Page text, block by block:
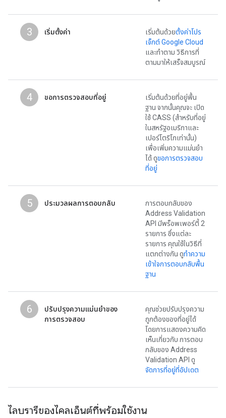
3 เริ่มตั้งค่า เริ่มต้นด้วยตั้งค่าโปร
เจ็กต์ Google Cloud
และทําตาม วิธีการที่
ตามมาให้เสร็จสมบูรณ์
4 ขอการตรวจสอบที่อยู่
เริ่มต้นด้วยที่อยู่พื้น
ฐาน จากนั้นคุณจะ เปิด
ใช้ CASS (สำหรับที่อยู่
ในสหรัฐอเมริกาและ
เปอร์โตริโกเท่านั้น)
เพื่อเพิ่มความแม่นยำ
ได้ ดูขอการตรวจสอบ
ที่อยู่
5 ประมวลผลการตอบกลับ
การตอบกลับของ
Address Validation
API มีพร็อพเพอร์ตี้ 2
รายการ ซึ่งแต่ละ
รายการ คุณใช้ในวิธีที่
แตกต่างกัน ดูทำความ
เข้าใจการตอบกลับพื้น
ฐาน
6
ปรับปรุงความแม่นยำของ
การตรวจสอบ
คุณช่วยปรับปรุงความ
ถูกต้องของที่อยู่ได้
โดยการแสดงความคิด
เห็นเกี่ยวกับ การตอบ
กลับของ Address
Validation API ดู
จัดการที่อยู่ที่อัปเดต
ไลบรารีของไคลเอ็นต์ที่พร้อมใช้งาน